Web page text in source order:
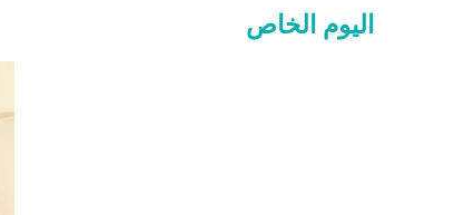
اليوم الخاص